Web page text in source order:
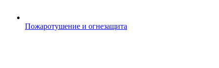
Пожаротушение и огнезащита